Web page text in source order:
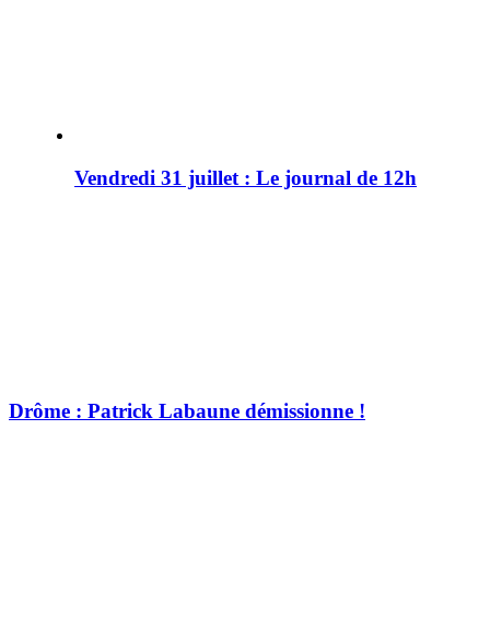
Vendredi 31 juillet : Le journal de 12h
Drôme : Patrick Labaune démissionne !